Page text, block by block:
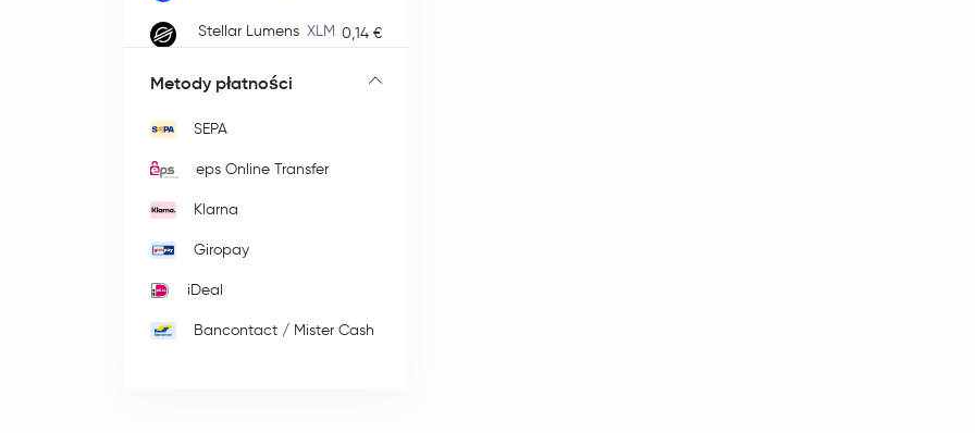
Stellar Lumens XLM 0,14 €
Bitcoin Cash
186,75 €
GRAM
Canton Network
CC
Hedera Hashgraph
Metody płatności
SEPA
eps Online Transfer
Klarna
Giropay
iDeal
Bancontact / Mister Cash